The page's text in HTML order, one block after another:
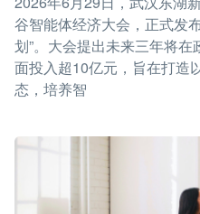
谷智能体经济大会，正式发
划”。大会提出未来三年将
面投入超10亿元，旨在打造
态，培养智